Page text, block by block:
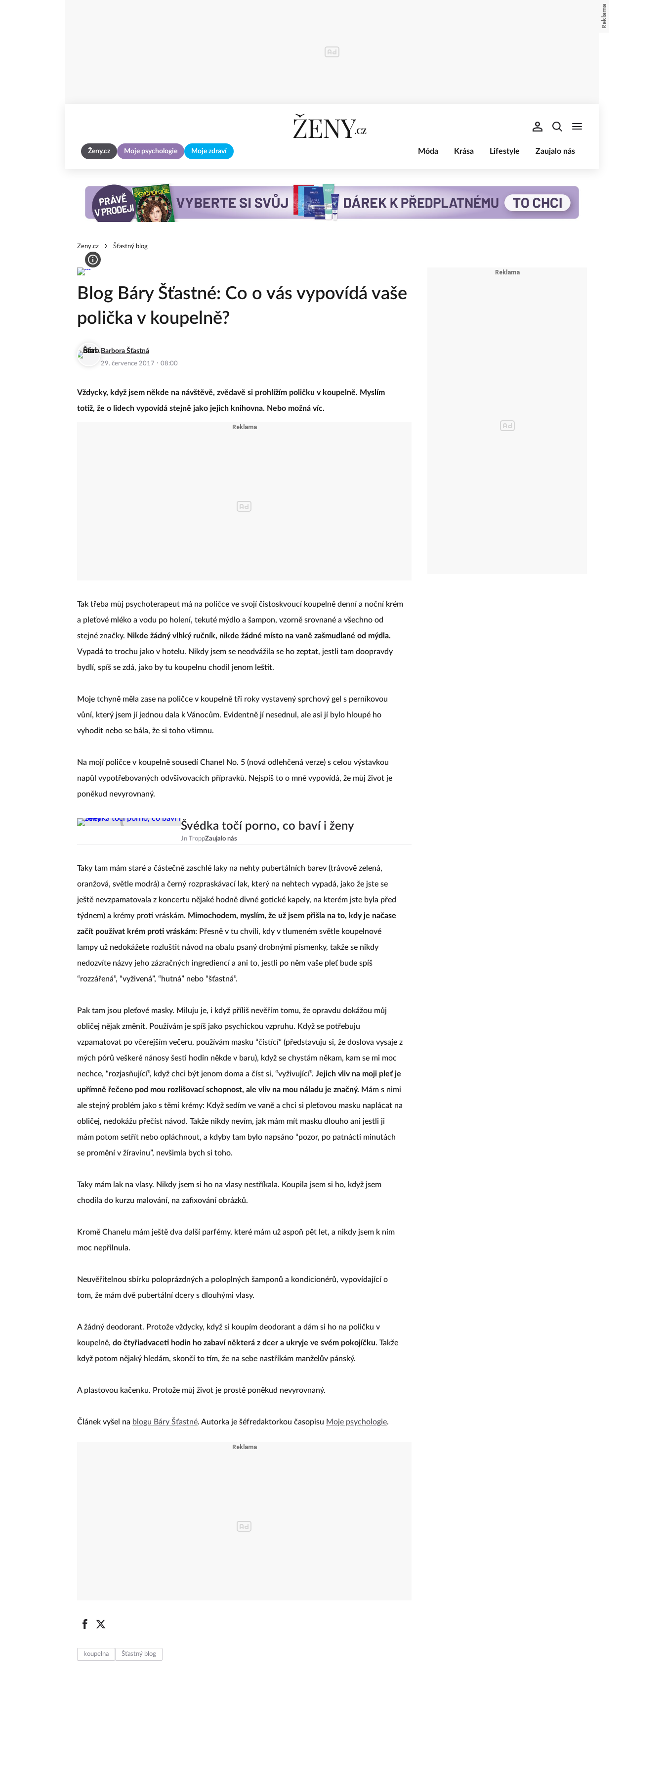
Ženy.cz Moje psychologie Moje zdraví Móda Krása Lifestyle Zaujalo nás
Zeny.cz Šťastný blog
Blog Báry Šťastné: Co o vás vypovídá vaše
polička v koupelně?
Barbora Šťastná
29. července 2017 · 08:00
Vždycky, když jsem někde na návštěvě, zvědavě si prohlížím poličku v koupelně. Myslím
totiž, že o lidech vypovídá stejně jako jejich knihovna. Nebo možná víc.
Tak třeba můj psychoterapeut má na poličce ve svojí čistoskvoucí koupelně denní a noční krém
a pleťové mléko a vodu po holení, tekuté mýdlo a šampon, vzorně srovnané a všechno od
stejné značky. Nikde žádný vlhký ručník, nikde žádné místo na vaně zašmudlané od mýdla.
Vypadá to trochu jako v hotelu. Nikdy jsem se neodvážila se ho zeptat, jestli tam doopravdy
bydlí, spíš se zdá, jako by tu koupelnu chodil jenom leštit.
Moje tchyně měla zase na poličce v koupelně tři roky vystavený sprchový gel s perníkovou
vůní, který jsem jí jednou dala k Vánocům. Evidentně jí nesednul, ale asi jí bylo hloupé ho
vyhodit nebo se bála, že si toho všimnu.
Na mojí poličce v koupelně sousedí Chanel No. 5 (nová odlehčená verze) s celou výstavkou
napůl vypotřebovaných odvšivovacích přípravků. Nejspíš to o mně vypovídá, že můj život je
poněkud nevyrovnaný.
Švédka točí porno, co baví i ženy
Jn TroppZaujalo nás
Taky tam mám staré a částečně zaschlé laky na nehty pubertálních barev (trávově zelená,
oranžová, světle modrá) a černý rozpraskávací lak, který na nehtech vypadá, jako že jste se
ještě nevzpamatovala z koncertu nějaké hodně divné gotické kapely, na kterém jste byla před
týdnem) a krémy proti vráskám. Mimochodem, myslím, že už jsem přišla na to, kdy je načase
začít používat krém proti vráskám: Přesně v tu chvíli, kdy v tlumeném světle koupelnové
lampy už nedokážete rozluštit návod na obalu psaný drobnými písmenky, takže se nikdy
nedozvíte názvy jeho zázračných ingrediencí a ani to, jestli po něm vaše pleť bude spíš
“rozzářená”, “vyživená”, “hutná” nebo “šťastná”.
Pak tam jsou pleťové masky. Miluju je, i když příliš nevěřím tomu, že opravdu dokážou můj
obličej nějak změnit. Používám je spíš jako psychickou vzpruhu. Když se potřebuju
vzpamatovat po včerejším večeru, používám masku “čistící” (představuju si, že doslova vysaje z
mých pórů veškeré nánosy šesti hodin někde v baru), když se chystám někam, kam se mi moc
nechce, “rozjasňující”, když chci být jenom doma a číst si, “vyživující”. Jejich vliv na moji pleť je
upřímně řečeno pod mou rozlišovací schopnost, ale vliv na mou náladu je značný. Mám s nimi
ale stejný problém jako s těmi krémy: Když sedím ve vaně a chci si pleťovou masku naplácat na
obličej, nedokážu přečíst návod. Takže nikdy nevím, jak mám mít masku dlouho ani jestli ji
mám potom setřít nebo opláchnout, a kdyby tam bylo napsáno “pozor, po patnácti minutách
se promění v žíravinu”, nevšimla bych si toho.
Taky mám lak na vlasy. Nikdy jsem si ho na vlasy nestříkala. Koupila jsem si ho, když jsem
chodila do kurzu malování, na zafixování obrázků.
Kromě Chanelu mám ještě dva další parfémy, které mám už aspoň pět let, a nikdy jsem k nim
moc nepřilnula.
Neuvěřitelnou sbírku poloprázdných a poloplných šamponů a kondicionérů, vypovídající o
tom, že mám dvě pubertální dcery s dlouhými vlasy.
A žádný deodorant. Protože vždycky, když si koupím deodorant a dám si ho na poličku v
koupelně, do čtyřiadvaceti hodin ho zabaví některá z dcer a ukryje ve svém pokojíčku. Takže
když potom nějaký hledám, skončí to tím, že na sebe nastříkám manželův pánský.
A plastovou kačenku. Protože můj život je prostě poněkud nevyrovnaný.
Článek vyšel na blogu Báry Šťastné. Autorka je šéfredaktorkou časopisu Moje psychologie.
koupelna Šťastný blog